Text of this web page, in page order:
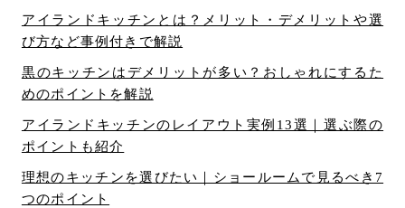
アイランドキッチンとは？メリット・デメリットや選
び方など事例付きで解説
黒のキッチンはデメリットが多い？おしゃれにするた
めのポイントを解説
アイランドキッチンのレイアウト実例13選｜選ぶ際の
ポイントも紹介
理想のキッチンを選びたい｜ショールームで見るべき7
つのポイント